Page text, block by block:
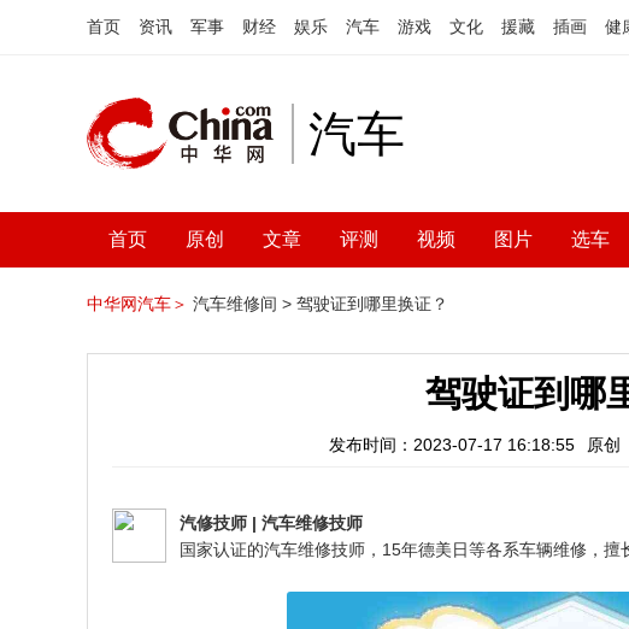
首页 资讯 军事 财经 娱乐 汽车 游戏 文化 援藏 插画 健
汽车
首页 原创 文章 评测 视频 图片 选车
中华网汽车＞ 汽车维修间 > 驾驶证到哪里换证？
驾驶证到哪
发布时间：2023-07-17 16:18:55 原创
汽修技师 | 汽车维修技师